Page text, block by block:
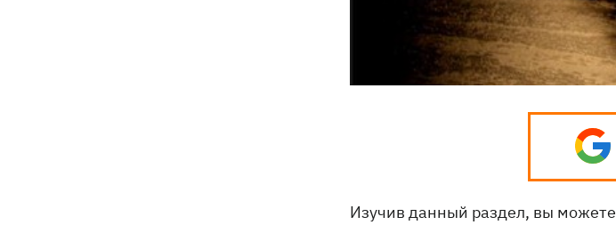
Изучив данный раздел, вы можете